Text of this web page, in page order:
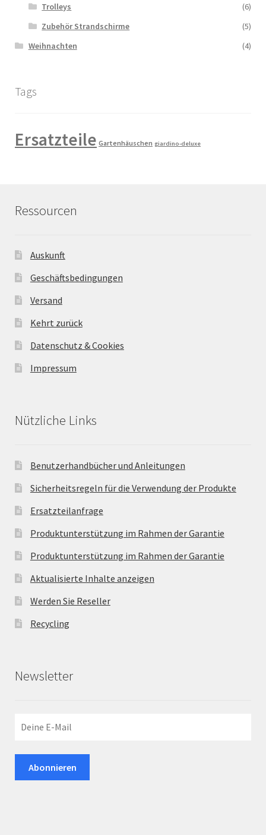
Trolleys
(6)
Zubehör Strandschirme
(5)
Weihnachten
(4)
Tags
Ersatzteile Gartenhäuschen giardino-deluxe
Ressourcen
Auskunft
Geschäftsbedingungen
Versand
Kehrt zurück
Datenschutz & Cookies
Impressum
Nützliche Links
Benutzerhandbücher und Anleitungen
Sicherheitsregeln für die Verwendung der Produkte
Ersatzteilanfrage
Produktunterstützung im Rahmen der Garantie
Produktunterstützung im Rahmen der Garantie
Aktualisierte Inhalte anzeigen
Werden Sie Reseller
Recycling
Newsletter